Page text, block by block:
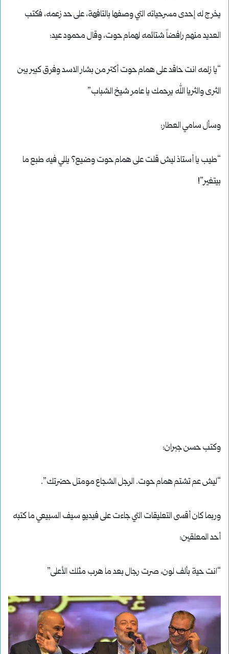
يخرج له إحدى مسرحياته التي وصفها بالتافهة، على حد زعمه، فكتب
العديد منهم رافضاً شتائمه لهمام حوت، وقال محمود عيد:
“يا زلمه انت حاقد على همام حوت أكتر من بشار الاسد وفرق كبير بين
الثرى والثريا الله يرحمك يا عامر شيخ الشباب”
وسأل سامي العطار:
“طيب يا أستاذ ليش قلت على همام حوت وضيع؟ يللي فيه طبع ما
بيتغير”!
وكتب حسن جبران:
“ليش عم تشتم همام حوت. الرجل الشجاع مومتل حضرتك”.
وربما كان أقسى التعليقات التي جاءت على فيديو سيف السبيعي ما كتبه
أحد المعلقين:
“انت حية بألف لون، صرت رجال بعد ما هرب مثلك الأعلى”